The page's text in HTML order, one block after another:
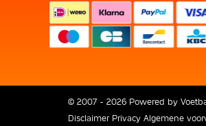
© 2007 - 2026 Powered by
Disclaimer Privacy Algemene